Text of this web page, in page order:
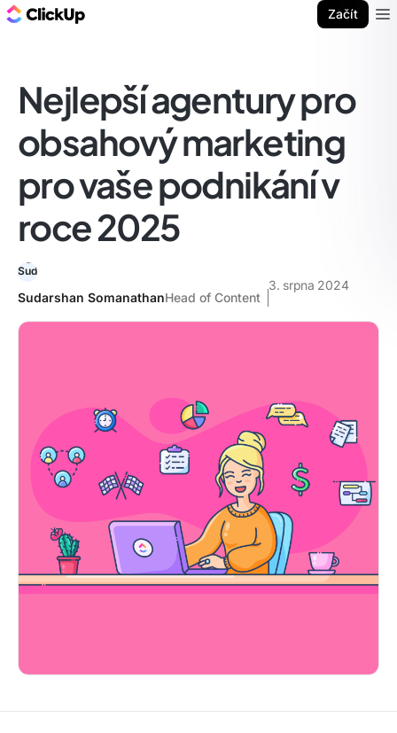
Začít
Nejlepší agentury pro
obsahový marketing
pro vaše podnikání v
roce 2025
Sudarshan SomanathanHead of Content
3. srpna 2024